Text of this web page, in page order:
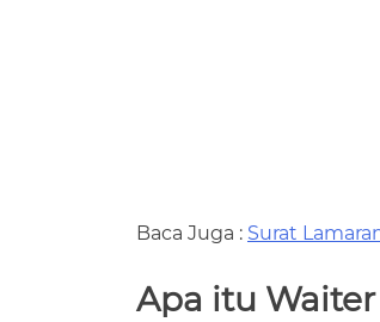
Baca Juga : Surat
Apa itu